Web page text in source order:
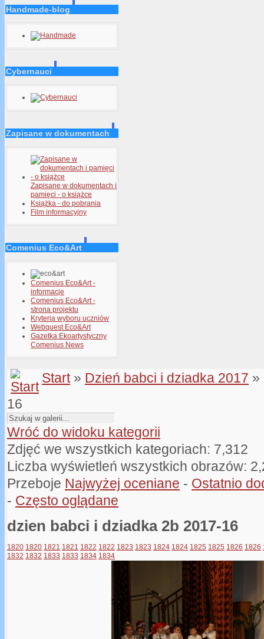
Handmade-blog
Cybernauci
Zapisane w dokumentach
Zapisane w dokumentach i
pamięci - o książce
Książka - do pobrania
Film informacyjny
Comenius Eco&Art
Comenius Eco&Art -
informacje
Comenius Eco&Art -
strona projektu
Kryteria wyboru uczniów
Webquest Eco&Art
Gazetka Ekoartystyczny
Comenius News
Start» Dzień babci i dziadka 2017 »
16
Wróć do widoku kategorii
Zdjęć we wszystkich kategoriach: 7,312
Liczba wyświetleń wszystkich obrazów:
Przeboje Najwyżej oceniane - Ostatnio
- Często oglądane
dzien babci i dziadka 2b 2017-16
1820 1820 1821 1821 1822 1822 1823 1823 1824 1824 1825 1825 1826 1826
1832 1832 1833 1833 1834 1834